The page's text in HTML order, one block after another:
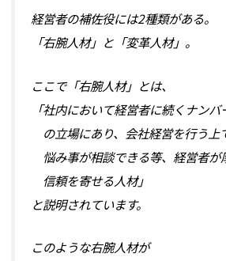
経営者の補佐役には2種類がある。
「右腕人材」と「変革人材」。
ここで「右腕人材」とは、
「社内において経営者に続くナンバ
の立場にあり、会社経営を行う上
悩み事が相談できる等、経営者が
信頼を寄せる人材」
と説明されています。
このような右腕人材が